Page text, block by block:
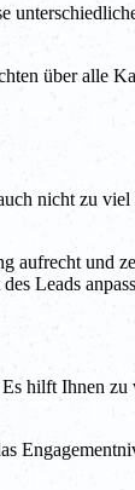
über alle
nicht zu
und
Leads
hilft Ihnen